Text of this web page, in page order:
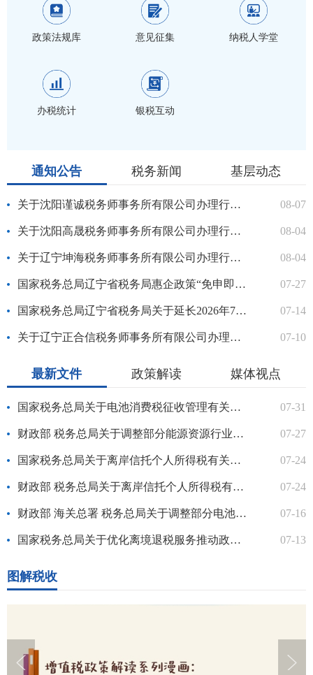
政策法规库 意见征集 纳税人学堂
办税统计 银税互动
通知公告 税务新闻 基层动态
08-07
关于沈阳谨诚税务师事务所有限公司办理行政登记的公示
08-04
关于沈阳高晟税务师事务所有限公司办理行政登记的公示
08-04
关于辽宁坤海税务师事务所有限公司办理行政登记的公示
07-27
国家税务总局辽宁省税务局惠企政策“免申即享”事项清单（第七批）
07-14
国家税务总局辽宁省税务局关于延长2026年7月申报纳税期限的通告
07-10
关于辽宁正合信税务师事务所有限公司办理行政登记的公示
最新文件 政策解读 媒体视点
07-31
国家税务总局关于电池消费税征收管理有关事项的公告
07-27
财政部 税务总局关于调整部分能源资源行业企业城镇土地使用税政...
07-24
国家税务总局关于离岸信托个人所得税有关征管事项的公告
07-24
财政部 税务总局关于离岸信托个人所得税有关事项的公告
07-16
财政部 海关总署 税务总局关于调整部分电池消费税政策的公告
07-13
国家税务总局关于优化离境退税服务推动政策规范落实的通知
图解税收